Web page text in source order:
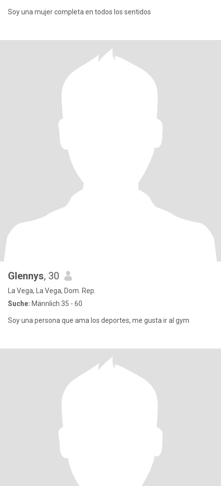
Soy una mujer completa en todos los sentidos
Glennys, 30
La Vega, La Vega, Dom. Rep.
Suche: Männlich 35 - 60
Soy una persona que ama los deportes, me gusta ir al gym